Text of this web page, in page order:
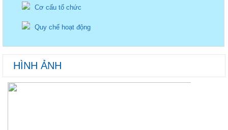
Cơ cấu tổ chức
Quy chế hoạt động
HÌNH ẢNH